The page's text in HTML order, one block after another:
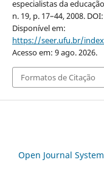
especialistas da
n. 19, p. 17–44, 2008. DOI:
Disponível em:
https://seer.ufu.br/
Acesso em: 9 ago. 2026.
Formatos de Citação
Open Journal